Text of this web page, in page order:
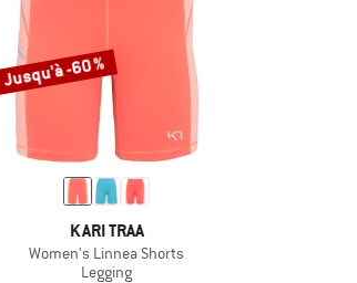
Jusqu'à -60 %
KARI TRAA
Women's Linnea Shorts
Legging